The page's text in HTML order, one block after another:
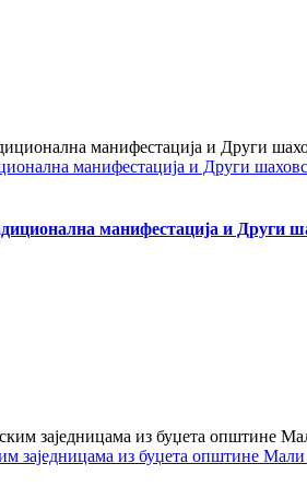
манифестација и Други
манифестација и Други
заједницама из буџета општине